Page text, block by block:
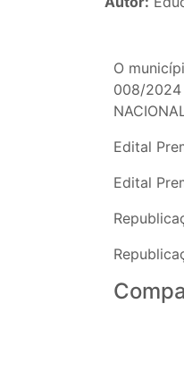
O
008/2024
Edital
Edital